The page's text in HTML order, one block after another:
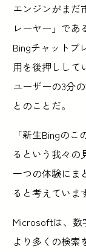
エンジンがまだ
レーヤー」であ
Bingチャットプ
用を後押しして
ユーザーの3分
とのことだ。
「新生Bingの
るという我々の
一つの体験にま
ると考えていま
Microsoftは、数
より多くの検索